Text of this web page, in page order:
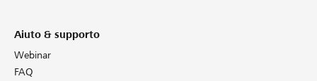
Aiuto & supporto
Webinar
FAQ